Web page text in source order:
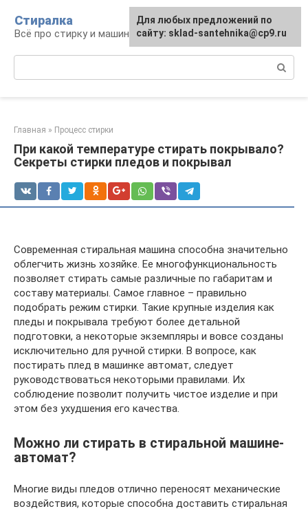
контенту
Стиралка
Всё про стирку и машинки
Главная » Процесс стирки
При какой температуре стирать покрывало?
Секреты стирки пледов и покрывал
Современная стиральная машина способна значительно
облегчить жизнь хозяйке. Ее многофункциональность
позволяет стирать самые различные по габаритам и
составу материалы. Самое главное – правильно
подобрать режим стирки. Такие крупные изделия как
пледы и покрывала требуют более детальной
подготовки, а некоторые экземпляры и вовсе созданы
исключительно для ручной стирки. В вопросе, как
постирать плед в машинке автомат, следует
руководствоваться некоторыми правилами. Их
соблюдение позволит получить чистое изделие и при
этом без ухудшения его качества.
Можно ли стирать в стиральной машине-
автомат?
Многие виды пледов отлично переносят механические
воздействия, которые способна доставить стиральная
Для любых предложений по
сайту: sklad-santehnika@cp9.ru